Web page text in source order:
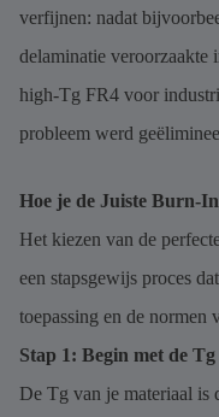
verfijnen: nadat
delaminatie veroorzaakte
high-Tg FR4 voor
probleem werd
Hoe je de Juiste Burn-
Het kiezen van de
een stapsgewijs proces
toepassing en de normen
Stap 1: Begin met de
De Tg van je materiaal is